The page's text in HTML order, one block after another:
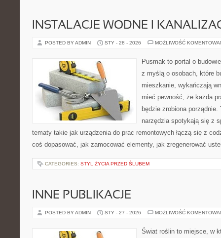
INSTALACJE WODNE I
POSTED BY ADMIN STY - 28 - 2026 MOŻLIWOŚĆ
Pusmak to portal o
z myślą o osobach, które
mieszkanie, wykańczają
mieć pewność, że każda
będzie zrobiona
narzędzia spotykają się z
tematy takie jak urządzenia do prac remontowych łączą się z
coś dopasować, jak zamocować elementy, jak zregenerować
CATEGORIES: STYL ŻYCIA PRZED ŚLUBEM
INNE PUBLIKACJE
POSTED BY ADMIN STY - 27 - 2026 MOŻLIWOŚĆ
Świat roślin to miejsce, w